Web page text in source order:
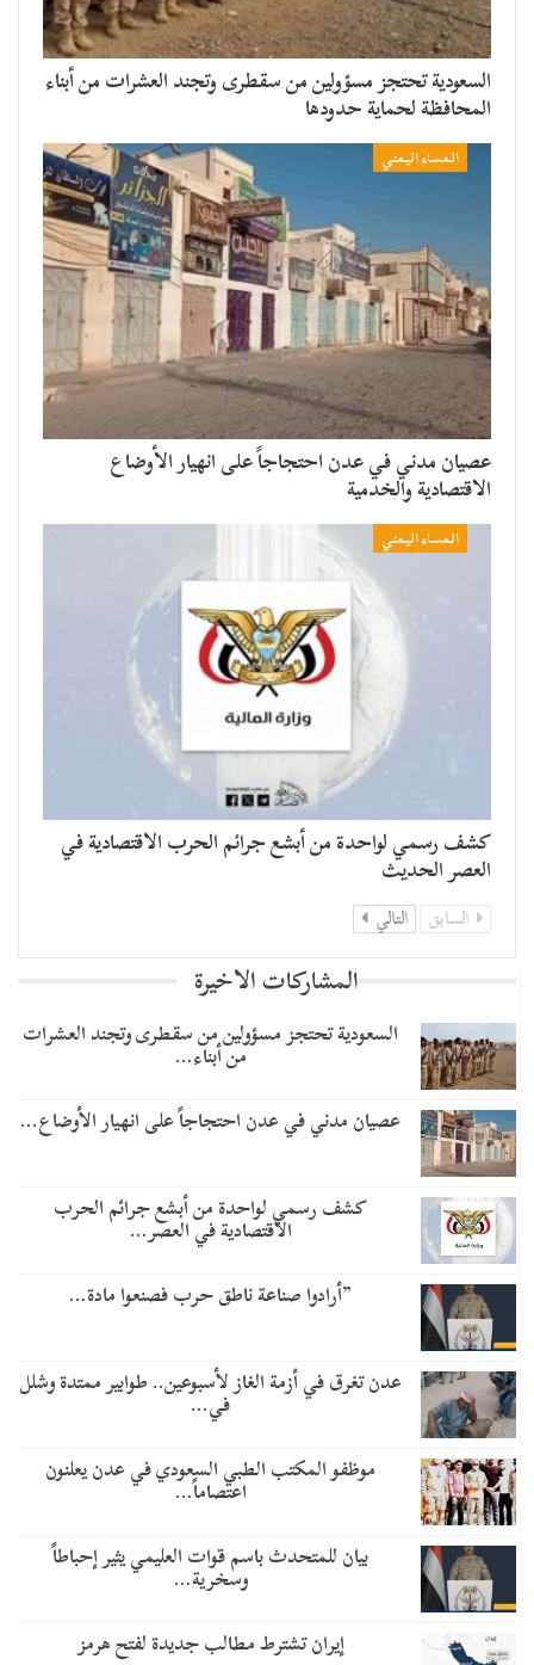
السعودية تحتجز مسؤولين من سقطرى وتجند العشرات من أبناء
المحافظة لحماية حدودها
المساء اليمني
عصيان مدني في عدن احتجاجاً على انهيار الأوضاع
الاقتصادية والخدمية
المساء اليمني
كشف رسمي لواحدة من أبشع جرائم الحرب الاقتصادية في
العصر الحديث
السابق التالي
المشاركات الاخيرة
السعودية تحتجز مسؤولين من سقطرى وتجند العشرات
من أبناء…
عصيان مدني في عدن احتجاجاً على انهيار الأوضاع…
كشف رسمي لواحدة من أبشع جرائم الحرب
الاقتصادية في العصر…
​”أرادوا صناعة ناطق حرب فصنعوا مادة…
عدن تغرق في أزمة الغاز لأسبوعين.. طوابير ممتدة وشلل
في…
موظفو المكتب الطبي السعودي في عدن يعلنون
اعتصاماً…
بيان للمتحدث باسم قوات العليمي يثير إحباطاً
وسخرية…
إيران تشترط مطالب جديدة لفتح هرمز